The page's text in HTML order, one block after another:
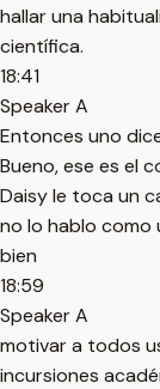
hallar una
científica.
18:41
Speaker A
Entonces uno
Bueno, ese es el
Daisy le toca un
no lo hablo como
bien
18:59
Speaker A
motivar a todos
incursiones